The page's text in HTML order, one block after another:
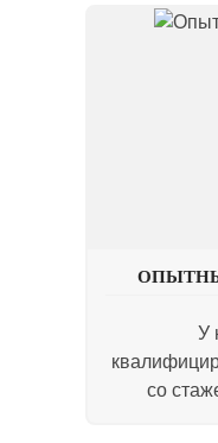
У
со